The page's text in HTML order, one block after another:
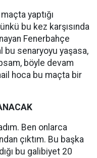
yaptığı
bu kez karşısında
Fenerbahçe
bu senaryoyu yaşasa,
böyle devam
hoca bu maçta bir
Ben onlarca
çıktım. Bu başka
bu galibiyet 20